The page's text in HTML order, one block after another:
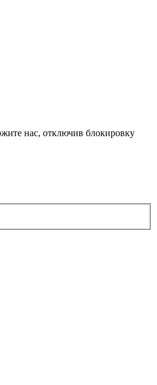
нас, отключив блокировку